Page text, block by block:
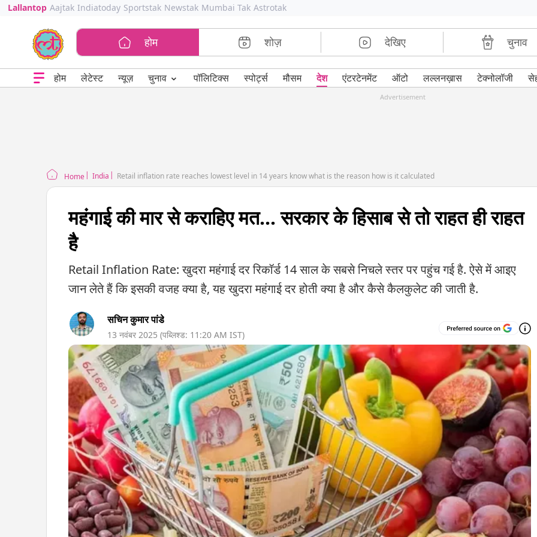
Lallantop Aajtak Indiatoday Sportstak Newstak Mumbai Tak Astrotak
होम शोज़ देखिए चुनाव
होम लेटेस्ट न्यूज़ चुनाव ⌄ पॉलिटिक्स स्पोर्ट्स मौसम देश एंटरटेनमेंट ऑटो लल्लनख़ास टेक्नोलॉजी
Advertisement
Home India Retail inflation rate reaches lowest level in 14 years know what is the reason how is it calculated
महंगाई की मार से कराहिए मत... सरकार के हिसाब से तो राहत ही राहत
है
Retail Inflation Rate: खुदरा महंगाई दर रिकॉर्ड 14 साल के सबसे निचले स्तर पर पहुंच गई है. ऐसे में आइए
जान लेते हैं कि इसकी वजह क्या है, यह खुदरा महंगाई दर होती क्या है और कैसे कैलकुलेट की जाती है.
सचिन कुमार पांडे
13 नवंबर 2025 (पब्लिश्ड: 11:20 AM IST)